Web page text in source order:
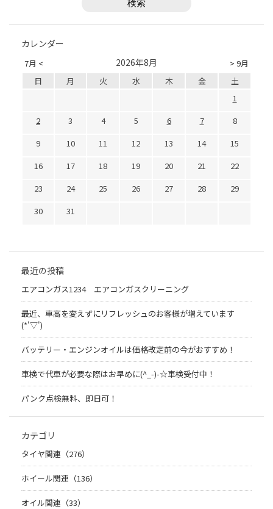
カレンダー
7月 < > 9月
2026年8月
日 月 火 水 木 金
土
1
2
3 4 5 6 7
8
9
10 11 12 13 14
15
16
17 18 19 20 21
22
23
24 25 26 27 28
29
30
31
最近の投稿
エアコンガス1234 エアコンガスクリーニング
最近、車高を変えずにリフレッシュのお客様が増えています
(*'▽')
バッテリー・エンジンオイルは価格改定前の今がおすすめ！
車検で代車が必要な際はお早めに(^_-)-☆車検受付中！
パンク点検無料、即日可！
カテゴリ
タイヤ関連（276）
ホイール関連（136）
オイル関連（33）